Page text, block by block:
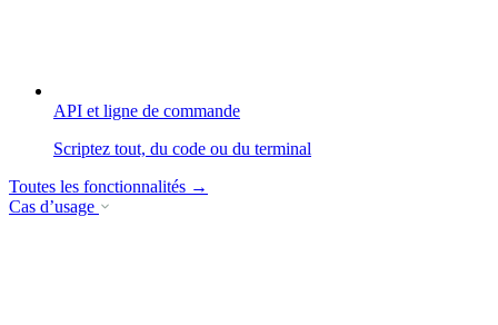
API et ligne de commande
Scriptez tout, du code ou du terminal
Toutes les fonctionnalités →
Cas d’usage